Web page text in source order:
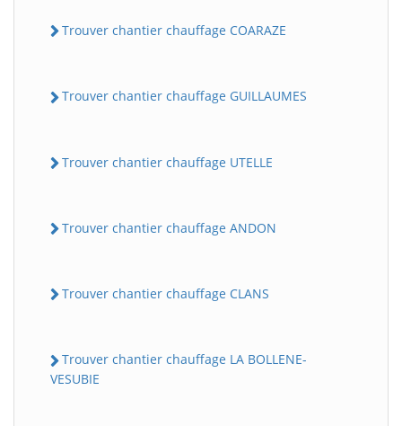
Trouver chantier chauffage COARAZE
Trouver chantier chauffage GUILLAUMES
Trouver chantier chauffage UTELLE
Trouver chantier chauffage ANDON
Trouver chantier chauffage CLANS
Trouver chantier chauffage LA BOLLENE-
VESUBIE